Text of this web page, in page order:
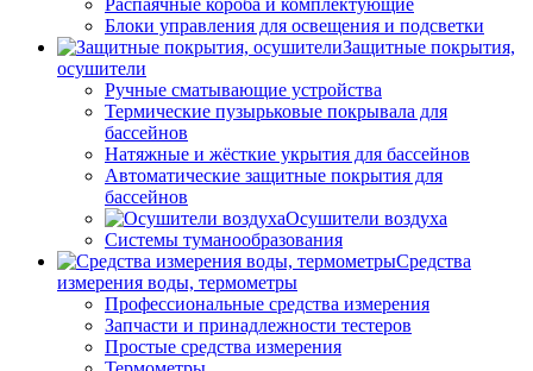
Распаячные короба и комплектующие
Блоки управления для освещения и подсветки
Защитные покрытия,
осушители
Ручные сматывающие устройства
Термические пузырьковые покрывала для
бассейнов
Натяжные и жёсткие укрытия для бассейнов
Автоматические защитные покрытия для
бассейнов
Осушители воздуха
Системы туманообразования
Средства
измерения воды, термометры
Профессиональные средства измерения
Запчасти и принадлежности тестеров
Простые средства измерения